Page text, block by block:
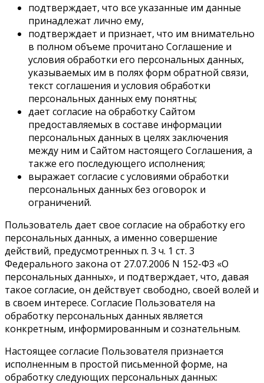
подтверждает, что все указанные им данные
принадлежат лично ему,
подтверждает и признает, что им внимательно
в полном объеме прочитано Соглашение и
условия обработки его персональных данных,
указываемых им в полях форм обратной связи,
текст соглашения и условия обработки
персональных данных ему понятны;
дает согласие на обработку Сайтом
предоставляемых в составе информации
персональных данных в целях заключения
между ним и Сайтом настоящего Соглашения, а
также его последующего исполнения;
выражает согласие с условиями обработки
персональных данных без оговорок и
ограничений.
Пользователь дает свое согласие на обработку его
персональных данных, а именно совершение
действий, предусмотренных п. 3 ч. 1 ст. 3
Федерального закона от 27.07.2006 N 152-ФЗ «О
персональных данных», и подтверждает, что, давая
такое согласие, он действует свободно, своей волей и
в своем интересе. Согласие Пользователя на
обработку персональных данных является
конкретным, информированным и сознательным.
Настоящее согласие Пользователя признается
исполненным в простой письменной форме, на
обработку следующих персональных данных: